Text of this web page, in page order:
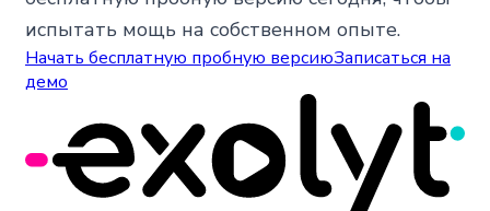
испытать мощь на собственном опыте.
Начать бесплатную пробную версиюЗаписаться на
демо